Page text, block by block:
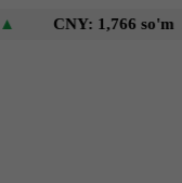
CNY: 1,766 so'm▲